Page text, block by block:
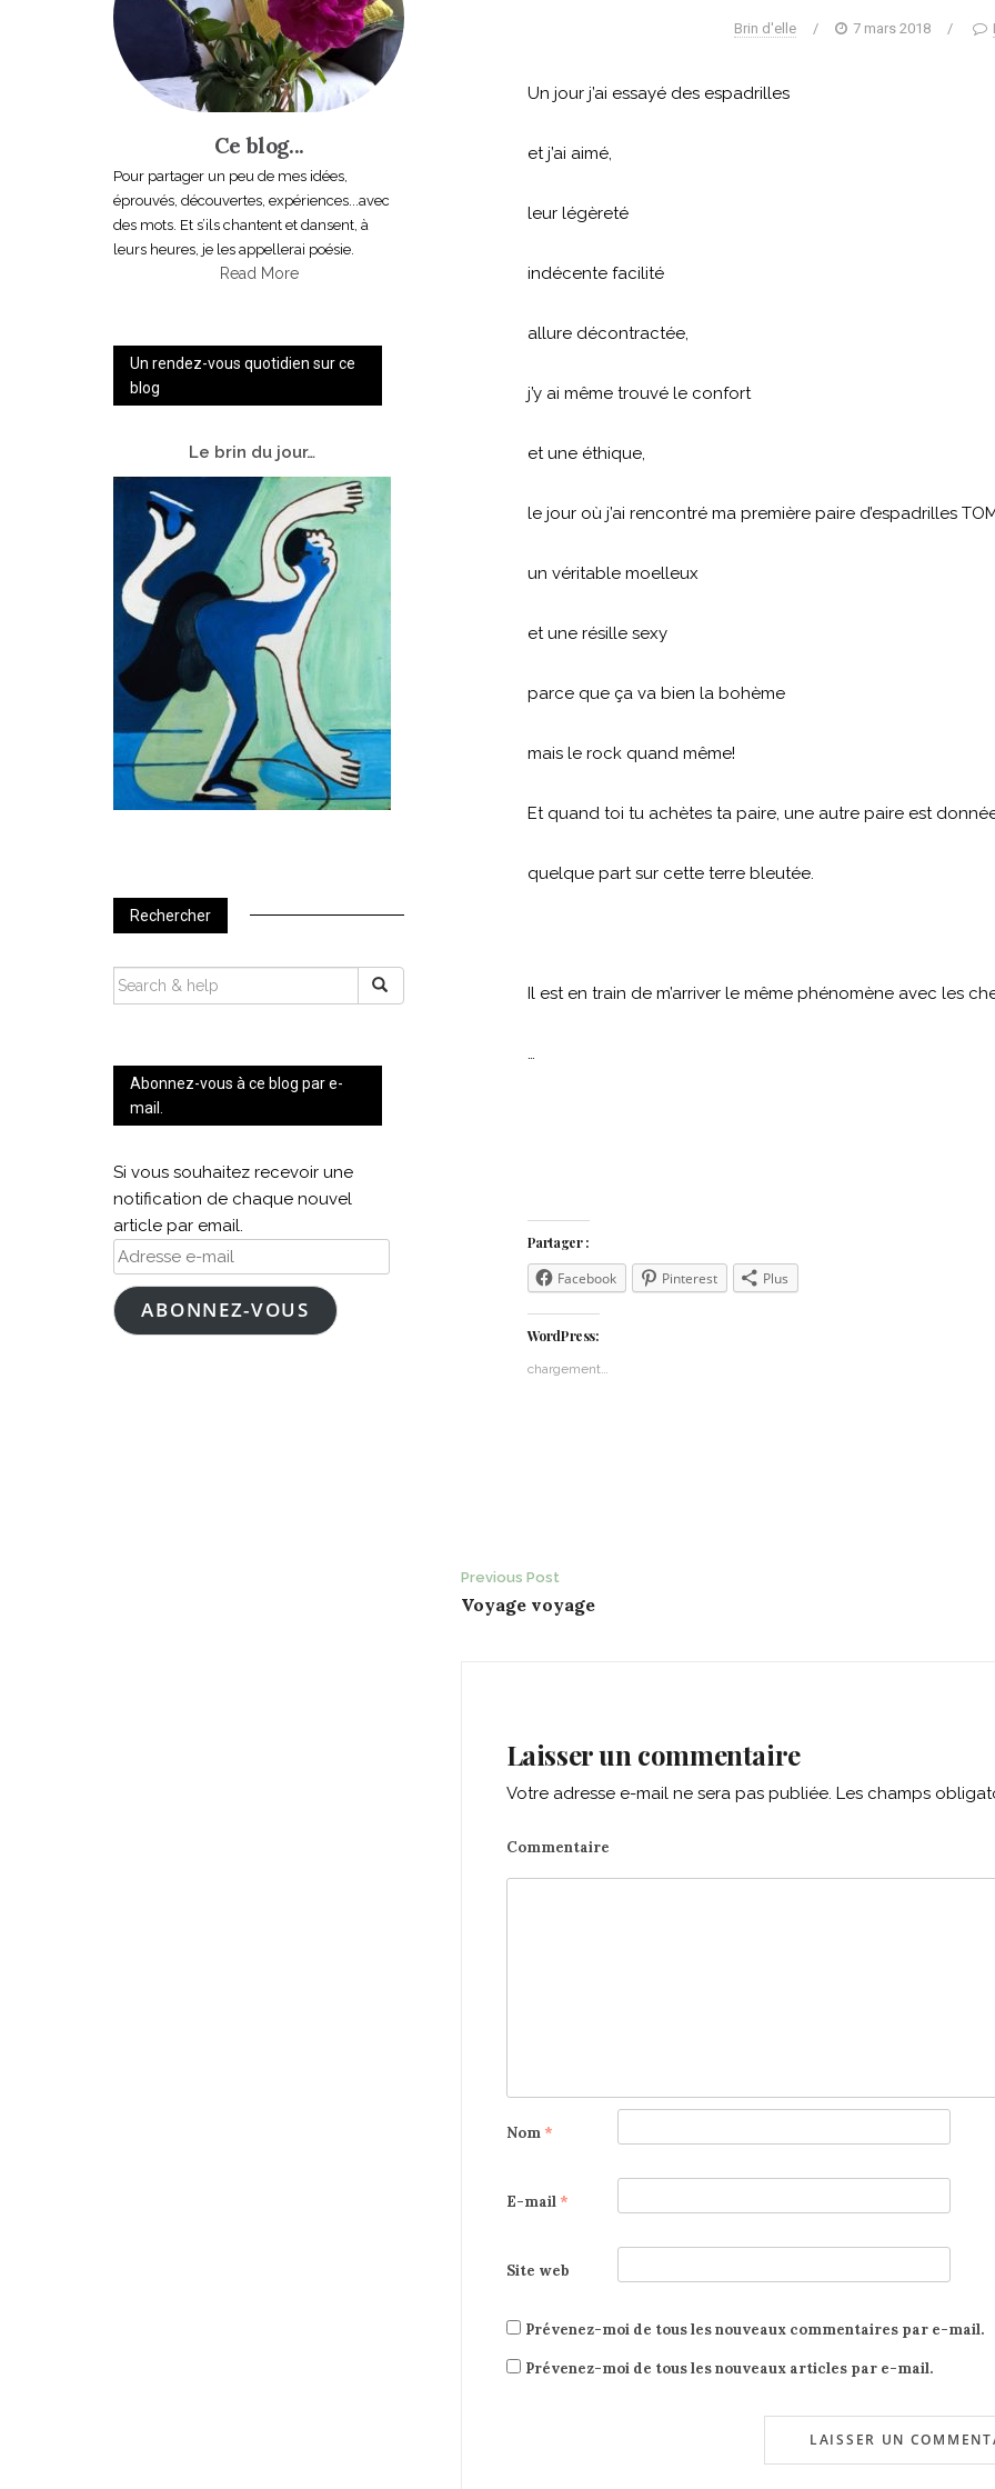
Brin d'elle / 7 mars 2018 /
Un jour j’ai essayé des espadrilles
et j’ai aimé,
leur légèreté
indécente facilité
allure décontractée,
j’y ai même trouvé le confort
et une éthique,
le jour où j’ai rencontré ma première paire d’espadrilles
un véritable moelleux
et une résille sexy
parce que ça va bien la bohème
mais le rock quand même!
Et quand toi tu achètes ta paire, une autre paire est
quelque part sur cette terre bleutée.
Il est en train de m’arriver le même phénomène avec les
…
Partager :
Facebook Pinterest Plus
WordPress:
chargement…
Post
navigation
Previous Post
Voyage voyage
Laisser un commentaire
Votre adresse e-mail ne sera pas publiée. Les champs
Commentaire
Nom *
E-mail *
Site web
Prévenez-moi de tous les nouveaux commentaires par e-mail.
Prévenez-moi de tous les nouveaux articles par e-mail.
Ce blog...
Pour partager un peu de mes idées,
éprouvés, découvertes, expériences...avec
des mots. Et s’ils chantent et dansent, à
leurs heures, je les appellerai poésie.
Read More
Un rendez-vous quotidien sur ce
blog
Le brin du jour…
Rechercher
SEARCH
FOR:
Abonnez-vous à ce blog par e-
mail.
Si vous souhaitez recevoir une
notification de chaque nouvel
article par email.
Adresse
e-
mailABONNEZ-VOUS